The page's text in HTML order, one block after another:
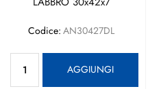
Codice: AN30427DL
AGGIUNGI